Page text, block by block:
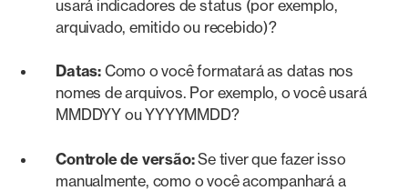
usará indicadores de status (por exemplo,
arquivado, emitido ou recebido)?
Datas: Como o você formatará as datas nos
nomes de arquivos. Por exemplo, o você usará
MMDDYY ou YYYYMMDD?
Controle de versão:Se tiver que fazer isso
manualmente, como o você acompanhará a